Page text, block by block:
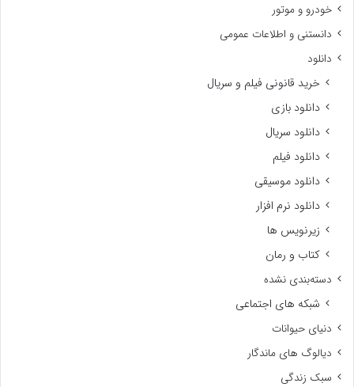
خودرو و موتور
دانستنی و اطلاعات عمومی
دانلود
خرید قانونی فیلم و سریال
دانلود بازی
دانلود سریال
دانلود فیلم
دانلود موسیقی
دانلود نرم افزار
زیرنویس ها
کتاب و رمان
دسته‌بندی نشده
شبکه های اجتماعی
دنیای حیوانات
دیالوگ های ماندگار
سبک زندگی